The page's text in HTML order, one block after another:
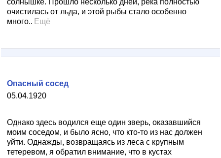
солнышке. Прошло несколько дней, река полностью
очистилась от льда, и этой рыбы стало особенно
много.. Ещё
05.04.1920
Опасный сосед
Однако здесь водился еще один зверь, оказавшийся
моим соседом, и было ясно, что кто-то из нас должен
уйти. Однажды, возвращаясь из леса с крупным
тетеревом, я обратил внимание, что в кустах